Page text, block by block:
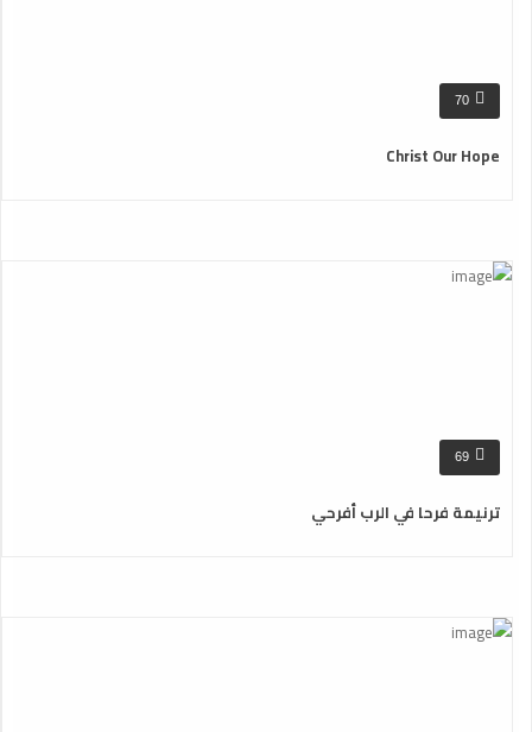
70
Christ Our Hope
69
ترنيمة فرحا في الرب أفرحي